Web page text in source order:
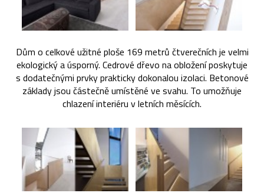
Dům o celkové užitné ploše 169 metrů čtverečních je velmi
ekologický a úsporný. Cedrové dřevo na obložení poskytuje
s dodatečnými prvky prakticky dokonalou izolaci. Betonové
základy jsou částečně umístěné ve svahu. To umožňuje
chlazení interiéru v letních měsících.